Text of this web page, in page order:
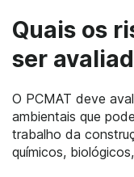
Quais os
ser
O PCMAT deve
ambientais que
trabalho da
químicos,